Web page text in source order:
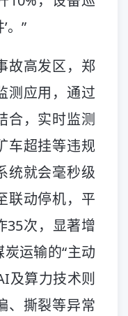
。”
故高发区，郑
测应用，通过
合，实时监测
车超挂等违规
统就会毫秒级
联动停机，平
35次，显著增
运输的“主动
算力技术则
、撕裂等异常